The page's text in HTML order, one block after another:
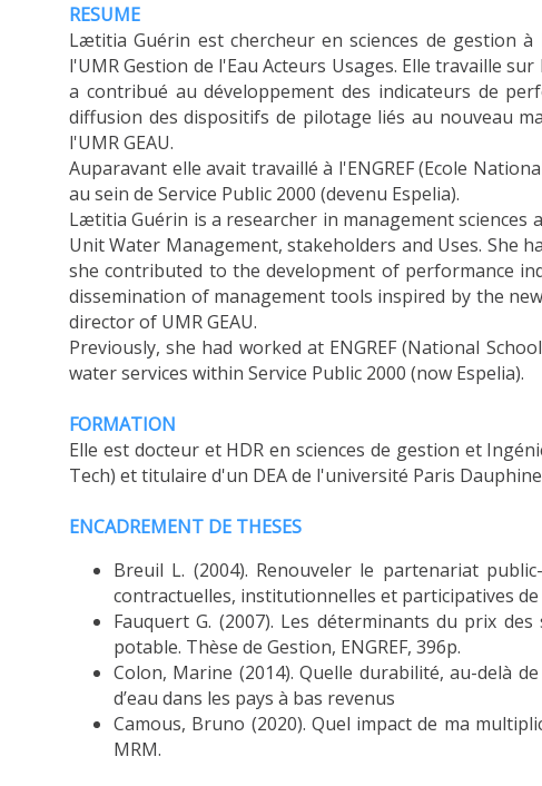
RESUME
Lætitia Guérin est chercheur en sciences de gestion à
l'UMR Gestion de l'Eau Acteurs Usages. Elle travaille
a contribué au développement des indicateurs de
diffusion des dispositifs de pilotage liés au nouveau
l'UMR GEAU.
Auparavant elle avait travaillé à l'ENGREF (Ecole
au sein de Service Public 2000 (devenu Espelia).
Lætitia Guérin is a researcher in management sciences
Unit Water Management, stakeholders and Uses. She
she contributed to the development of performance
dissemination of management tools inspired by the
director of UMR GEAU.
Previously, she had worked at ENGREF (National
water services within Service Public 2000 (now Espelia).
FORMATION
Elle est docteur et HDR en sciences de gestion et
Tech) et titulaire d'un DEA de l'université Paris
ENCADREMENT DE THESES
Breuil L. (2004). Renouveler le partenariat
contractuelles, institutionnelles et participatives de
Fauquert G. (2007). Les déterminants du prix
potable. Thèse de Gestion, ENGREF, 396p.
Colon, Marine (2014). Quelle durabilité, au-delà
d’eau dans les pays à bas revenus
Camous, Bruno (2020). Quel impact de ma
MRM.